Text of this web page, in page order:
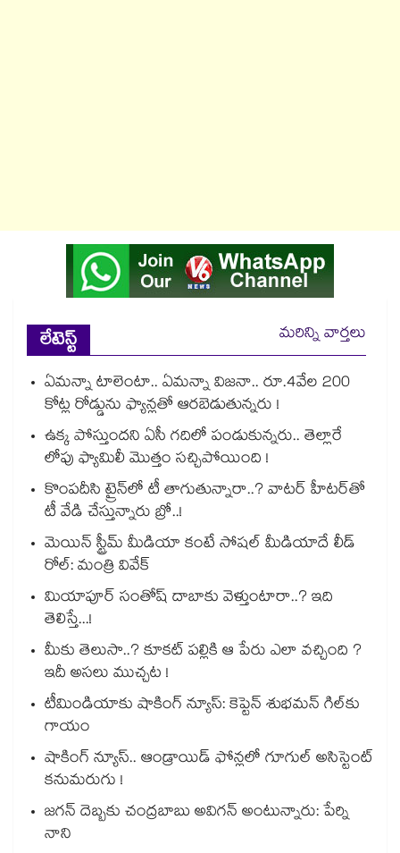
లేటెస్ట్
మరిన్ని వార్తలు
ఏమన్నా టాలెంటా.. ఏమన్నా విజనా.. రూ.4వేల 200
కోట్ల రోడ్డును ఫ్యాన్లతో ఆరబెడుతున్నరు !
ఉక్క పోస్తుందని ఏసీ గదిలో పండుకున్నరు.. తెల్లారే
లోపు ఫ్యామిలీ మొత్తం సచ్చిపోయింది !
కొంపదీసి ట్రైన్⁬లో టీ తాగుతున్నారా..? వాటర్ హీటర్⁭⁭తో
టీ వేడి చేస్తున్నారు బ్రో..!
మెయిన్ స్ట్రీమ్ మీడియా కంటే సోషల్ మీడియాదే లీడ్
రోల్: మంత్రి వివేక్
మియాపూర్ సంతోష్ దాబాకు వెళ్తుంటారా..? ఇది
తెలిస్తే...!
మీకు తెలుసా..? కూకట్ పల్లికి ఆ పేరు ఎలా వచ్చింది ?
ఇదీ అసలు ముచ్చట !
టీమిండియాకు షాకింగ్ న్యూస్: కెప్టెన్ శుభమన్ గిల్‎కు
గాయం
షాకింగ్ న్యూస్.. ఆండ్రాయిడ్ ఫోన్లలో గూగుల్ అసిస్టెంట్
కనుమరుగు !
జగన్ దెబ్బకు చంద్రబాబు అవిగన్ అంటున్నారు: పేర్ని
నాని